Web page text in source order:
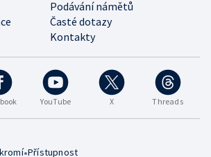
YouTube X Threads
Podávání námětů
Časté dotazy
Kontakty
•Přístupnost